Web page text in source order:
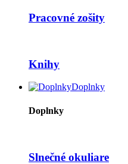
Pracovné zošity
Knihy
Doplnky
Doplnky
Slnečné okuliare